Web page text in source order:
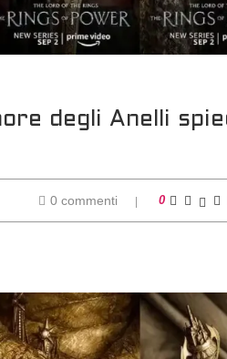
degli Anelli
0 commenti 0